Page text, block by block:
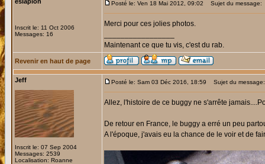
Inscrit le: 11 Oct 2006
Messages: 16
Posté le: Ven 18 Mai 2012, 09:02 Sujet du message:
Merci pour ces jolies photos.
Maintenant ce que tu vis, c'est du rab.
Revenir en haut de page
Jeff
Inscrit le: 07 Sep 2004
Messages: 2539
Localisation: Roanne
Posté le: Sam 03 Déc 2016, 18:59 Sujet du message:
Allez, l'histoire de ce buggy ne s'arrête
De retour en France, le buggy a erré un peu
A l'époque, j'avais eu la chance de le voir et de